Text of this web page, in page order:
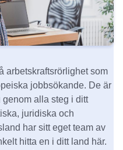
arbetskraftsrörlighet som
jobbsökande. De är
alla steg i ditt
juridiska och
har sitt eget team av
hitta en i ditt land här.